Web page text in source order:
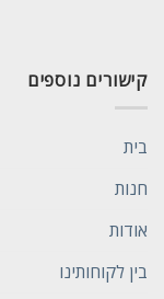
קישורים נוספים
בית
חנות
אודות
בין לקוחותינו